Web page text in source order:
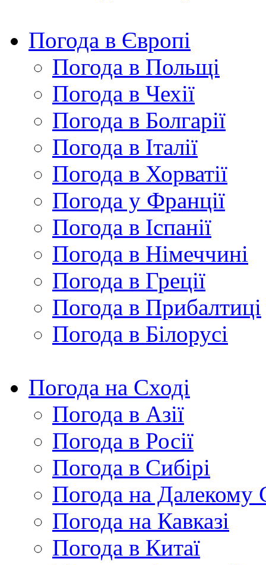
Погода в Європі
Погода в Польщі
Погода в Чехії
Погода в Болгарії
Погода в Італії
Погода в Хорватії
Погода у Франції
Погода в Іспанії
Погода в Німеччині
Погода в Греції
Погода в Прибалтиці
Погода в Білорусі
Погода на Сході
Погода в Азії
Погода в Росії
Погода в Сибірі
Погода на Далекому
Погода на Кавказі
Погода в Китаї